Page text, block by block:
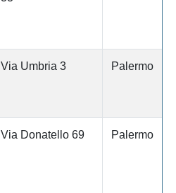
Via Umbria 3 Palermo
Via Donatello 69 Palermo